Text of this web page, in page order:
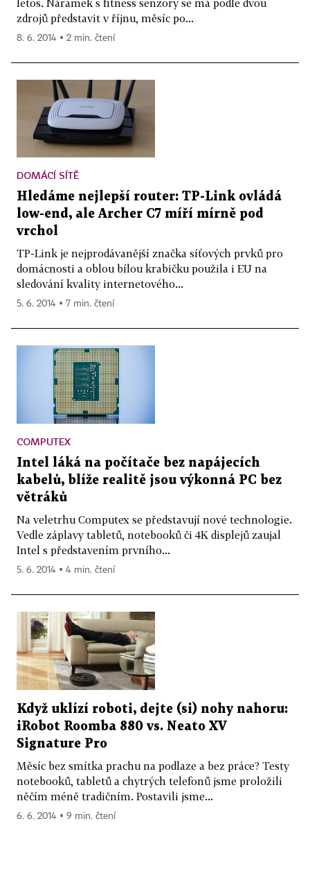
letos. Náramek s fitness senzory se má podle dvou
zdrojů představit v říjnu, měsíc po...
8. 6. 2014 ▪ 2 min. čtení
DOMÁCÍ SÍTĚ
Hledáme nejlepší router: TP-Link ovládá
low-end, ale Archer C7 míří mírně pod
vrchol
TP-Link je nejprodávanější značka síťových prvků pro
domácnosti a oblou bílou krabičku použila i EU na
sledování kvality internetového...
5. 6. 2014 ▪ 7 min. čtení
COMPUTEX
Intel láká na počítače bez napájecích
kabelů, blíže realitě jsou výkonná PC bez
větráků
Na veletrhu Computex se představují nové technologie.
Vedle záplavy tabletů, notebooků či 4K displejů zaujal
Intel s představením prvního...
5. 6. 2014 ▪ 4 min. čtení
Když uklízí roboti, dejte (si) nohy nahoru:
iRobot Roomba 880 vs. Neato XV
Signature Pro
Měsíc bez smítka prachu na podlaze a bez práce? Testy
notebooků, tabletů a chytrých telefonů jsme proložili
něčím méně tradičním. Postavili jsme...
6. 6. 2014 ▪ 9 min. čtení